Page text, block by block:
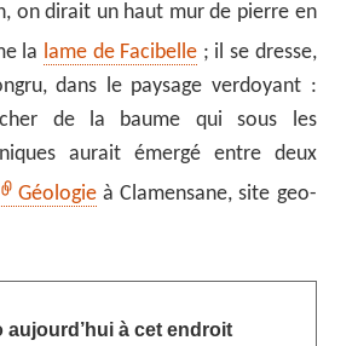
on dirait un haut mur de pierre en
la lame de Facibelle ; il se dresse,
dans le paysage verdoyant :
de la baume qui sous les
aurait émergé entre deux
Géologieà Clamensane, site geo-
aujourd’hui à cet endroit